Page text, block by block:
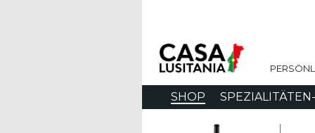
Portugal
SHOP